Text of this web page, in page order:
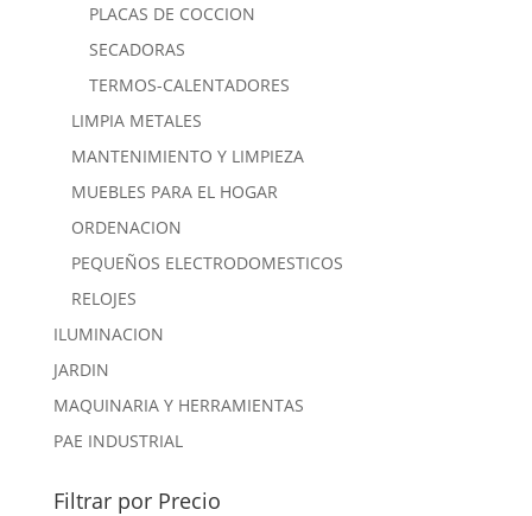
PLACAS DE COCCION
SECADORAS
TERMOS-CALENTADORES
LIMPIA METALES
MANTENIMIENTO Y LIMPIEZA
MUEBLES PARA EL HOGAR
ORDENACION
PEQUEÑOS ELECTRODOMESTICOS
RELOJES
ILUMINACION
JARDIN
MAQUINARIA Y HERRAMIENTAS
PAE INDUSTRIAL
Filtrar por Precio